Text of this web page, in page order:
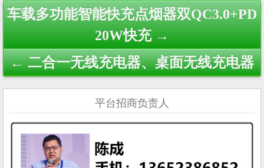
Post
navigation
车载多功能智能快充点烟器双QC3.0+PD
20W快充 →
← 二合一无线充电器、桌面无线充电器
平台招商负责人